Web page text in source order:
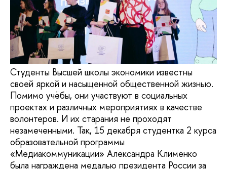
Студенты Высшей школы экономики известны
своей яркой и насыщенной общественной жизнью.
Помимо учёбы, они участвуют в социальных
проектах и различных мероприятиях в качестве
волонтеров. И их старания не проходят
незамеченными. Так, 15 декабря студентка 2 курса
образовательной программы
«Медиакоммуникации» Александра Клименко
была награждена медалью президента России за